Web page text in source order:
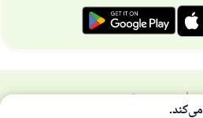
سیاست حریم خصوصی
محفوظ است 1997-2025 ©